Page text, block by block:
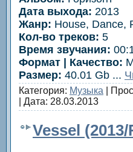
Дата выхода: 2013
Жанр: House, Dance,
Кол-во треков: 5
Время звучания:
Формат | Качество:
Размер: 40.01 Gb ...
Категория: Музыка |
| Дата: 28.03.2013
Vessel (2013/